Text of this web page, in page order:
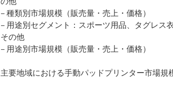
– 種類別市場規模（販売量・売上・価格）
– 用途別セグメント：スポーツ用品、タグレス
その他
– 用途別市場規模（販売量・売上・価格）
主要地域における手動パッドプリンター市場規